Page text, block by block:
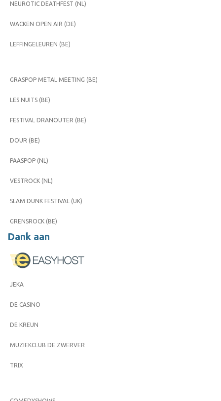
NEUROTIC DEATHFEST (NL)
WACKEN OPEN AIR (DE)
LEFFINGELEUREN (BE)
GRASPOP METAL MEETING (BE)
LES NUITS (BE)
FESTIVAL DRANOUTER (BE)
DOUR (BE)
PAASPOP (NL)
VESTROCK (NL)
SLAM DUNK FESTIVAL (UK)
GRENSROCK (BE)
Dank aan
JEKA
DE CASINO
DE KREUN
MUZIEKCLUB DE ZWERVER
TRIX